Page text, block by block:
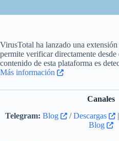
VirusTotal ha lanzado una
permite verificar directamente
contenido de esta plataforma es
Más información
Canales
Telegram: Blog /Descargas |
Blog